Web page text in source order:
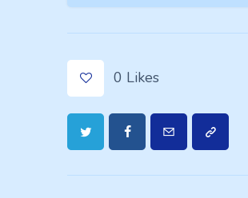
0 Likes